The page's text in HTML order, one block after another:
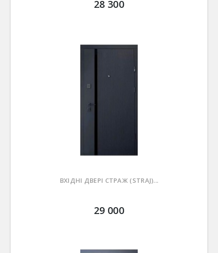
28 300
ВХІДНІ ДВЕРІ СТРАЖ (STRAJ)...
29 000